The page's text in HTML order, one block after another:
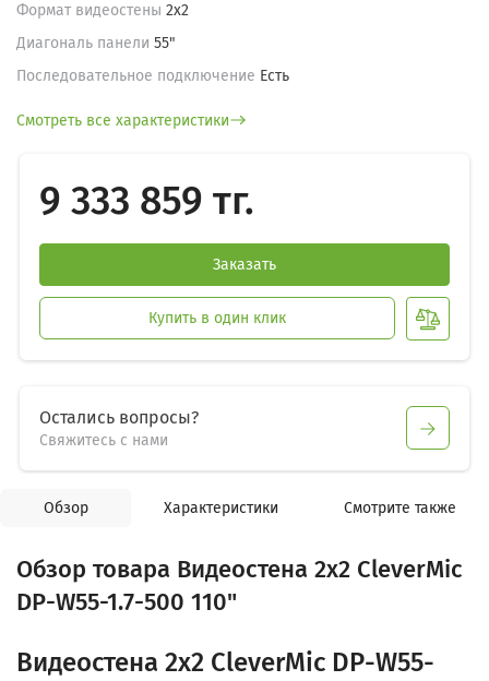
Формат видеостены 2х2
Диагональ панели 55"
Последовательное подключение Есть
Смотреть все характеристики
9 333 859 тг.
Заказать
Купить в один клик
Остались вопросы?
Свяжитесь с нами
Обзор Характеристики Смотрите также
Обзор товара Видеостена 2x2 CleverMic
DP-W55-1.7-500 110"
Видеостена 2x2 CleverMic DP-W55-